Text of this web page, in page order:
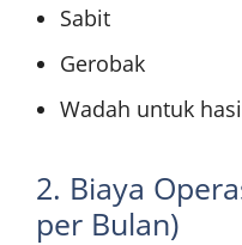
Sabit
Gerobak
Wadah untuk
2. Biaya
per Bulan)